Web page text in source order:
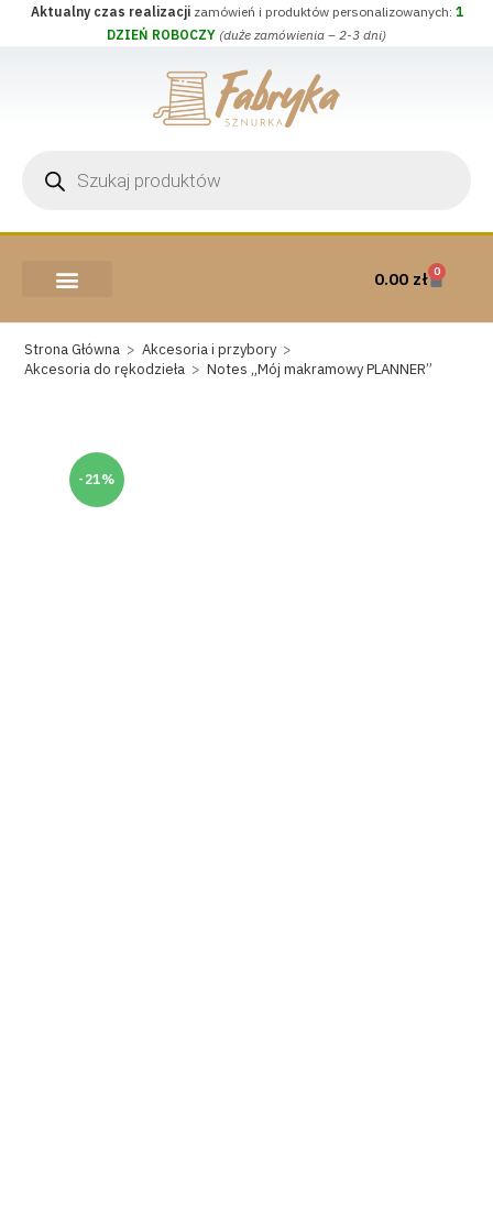
Aktualny czas realizacjizamówień i produktów personalizowanych: 1
DZIEŃ ROBOCZY (duże zamówienia – 2-3 dni)
0.00 zł 0
Strona Główna > Akcesoria i przybory >
Akcesoria do rękodzieła > Notes „Mój makramowy PLANNER”
-21%